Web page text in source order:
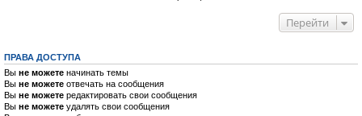
Перейти
ПРАВА ДОСТУПА
Вы не можете начинать темы
Вы не можете отвечать на сообщения
Вы не можете редактировать свои сообщения
Вы не можете удалять свои сообщения